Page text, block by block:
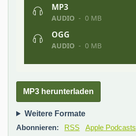
MP3 herunterladen
Weitere Formate
Abonnieren:
RSS Apple Podcasts